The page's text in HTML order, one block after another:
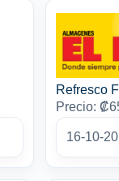
Refresco
Precio:
16-10-